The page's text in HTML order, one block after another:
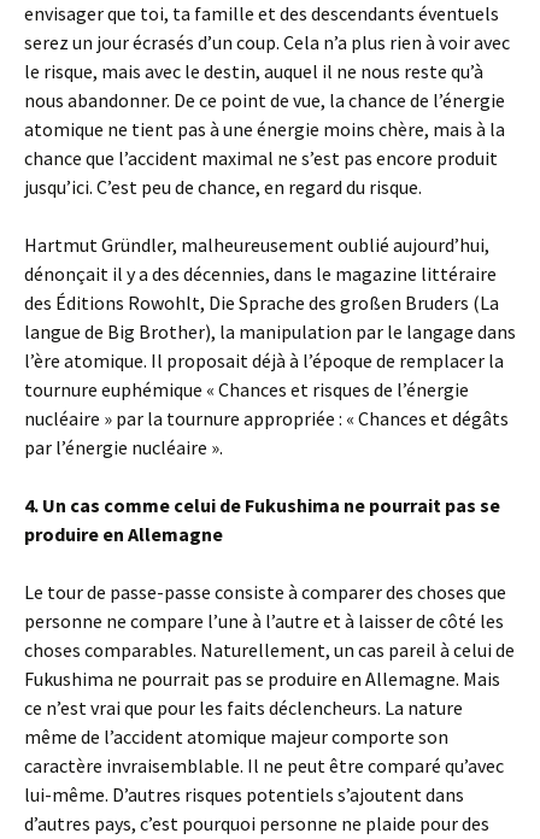
envisager que toi, ta famille et des descendants éventuels
serez un jour écrasés d’un coup. Cela n’a plus rien à voir avec
le risque, mais avec le destin, auquel il ne nous reste qu’à
nous abandonner. De ce point de vue, la chance de l’énergie
atomique ne tient pas à une énergie moins chère, mais à la
chance que l’accident maximal ne s’est pas encore produit
jusqu’ici. C’est peu de chance, en regard du risque.
Hartmut Gründler, malheureusement oublié aujourd’hui,
dénonçait il y a des décennies, dans le magazine littéraire
des Éditions Rowohlt, Die Sprache des großen Bruders (La
langue de Big Brother), la manipulation par le langage dans
l’ère atomique. Il proposait déjà à l’époque de remplacer la
tournure euphémique « Chances et risques de l’énergie
nucléaire » par la tournure appropriée : « Chances et dégâts
par l’énergie nucléaire ».
4. Un cas comme celui de Fukushima ne pourrait pas se
produire en Allemagne
Le tour de passe-passe consiste à comparer des choses que
personne ne compare l’une à l’autre et à laisser de côté les
choses comparables. Naturellement, un cas pareil à celui de
Fukushima ne pourrait pas se produire en Allemagne. Mais
ce n’est vrai que pour les faits déclencheurs. La nature
même de l’accident atomique majeur comporte son
caractère invraisemblable. Il ne peut être comparé qu’avec
lui-même. D’autres risques potentiels s’ajoutent dans
d’autres pays, c’est pourquoi personne ne plaide pour des